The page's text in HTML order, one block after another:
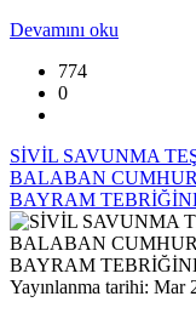
Devamını oku
774
0
SİVİL SAVUNMA
BALABAN
BAYRAM
Yayınlanma tarihi: Mar